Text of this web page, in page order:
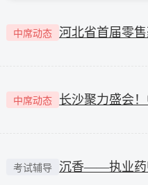
中席动态
中席动态 长沙聚力盛会
考试辅导 沉香——执业药